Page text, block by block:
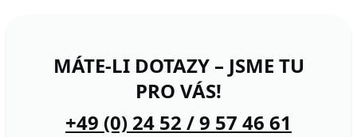
MÁTE-LI DOTAZY – JSME TU
PRO VÁS!
+49 (0) 24 52 / 9 57 46 61